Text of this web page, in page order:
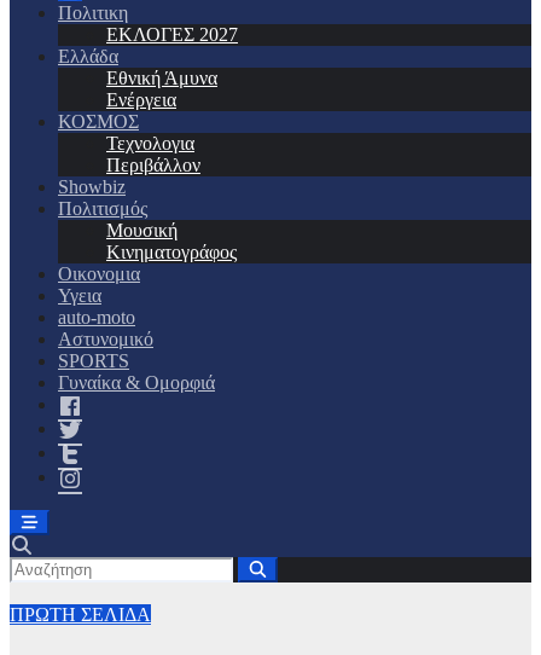
Πολιτικη
ΕΚΛΟΓΕΣ 2027
Ελλάδα
Εθνική Άμυνα
Ενέργεια
ΚΟΣΜΟΣ
Τεχνολογια
Περιβάλλον
Showbiz
Πολιτισμός
Μουσική
Κινηματογράφος
Οικονομια
Υγεια
auto-moto
Αστυνομικό
SPORTS
Γυναίκα & Ομορφιά
ΠΡΩΤΗ ΣΕΛΙΔΑ